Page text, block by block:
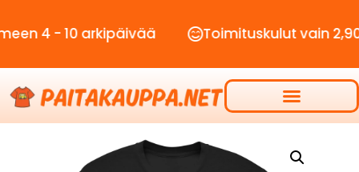
10 arkipäivää Toimituskulut vain 2,90€